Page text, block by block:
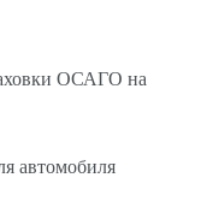
ОСАГО на
автомобиля